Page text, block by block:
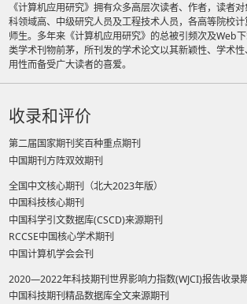
《计算机应用研究》拥有众多高层次读者、作者，读者
科领域高、中级研究人员及工程技术人员，各高等院校
师生。多年来《计算机应用研究》的总被引频次及Web
类学术刊物前茅，所刊发的学术论文以其新颖性、学术
用性而备受广大读者的喜爱。
收录和评价
第二届国家期刊奖百种重点期刊
中国期刊方阵双效期刊
全国中文核心期刊（北大2023年版）
中国科技核心期刊
中国科学引文数据库(CSCD)来源期刊
RCCSE中国核心学术期刊
中国计算机学会会刊
2020—2022年科技期刊世界影响力指数(WJCI)报告收录
中国科技期刊精品数据库全文来源期刊